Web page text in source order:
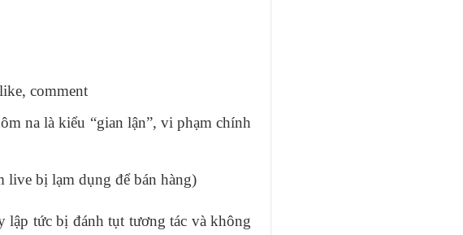
comment
na là kiểu “gian lận”, vi phạm chính
live bị lạm dụng để bán hàng)
lập tức bị đánh tụt tương tác và không